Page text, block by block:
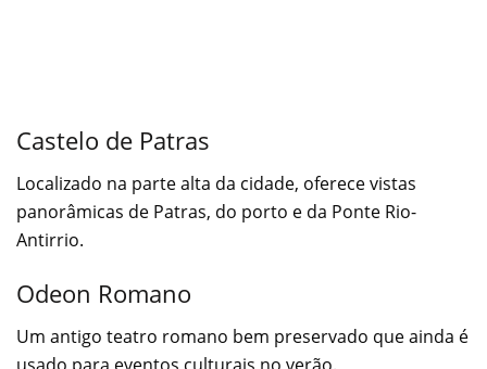
Castelo de Patras
Localizado na parte alta da cidade, oferece vistas
panorâmicas de Patras, do porto e da Ponte Rio-
Antirrio.
Odeon Romano
Um antigo teatro romano bem preservado que ainda é
usado para eventos culturais no verão.